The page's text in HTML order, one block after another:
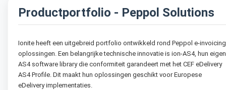
Productportfolio - Peppol Solutions
Ionite heeft een uitgebreid portfolio ontwikkeld rond Peppol e-invoicing
oplossingen. Een belangrijke technische innovatie is ion-AS4, hun eigen
AS4 software library die conformiteit garandeert met het CEF eDelivery
AS4 Profile. Dit maakt hun oplossingen geschikt voor Europese
eDelivery implementaties.